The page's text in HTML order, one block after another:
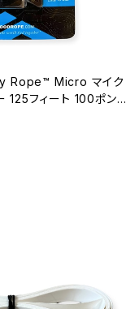
Rope™ Micro マイク
125フィート 100ポンド